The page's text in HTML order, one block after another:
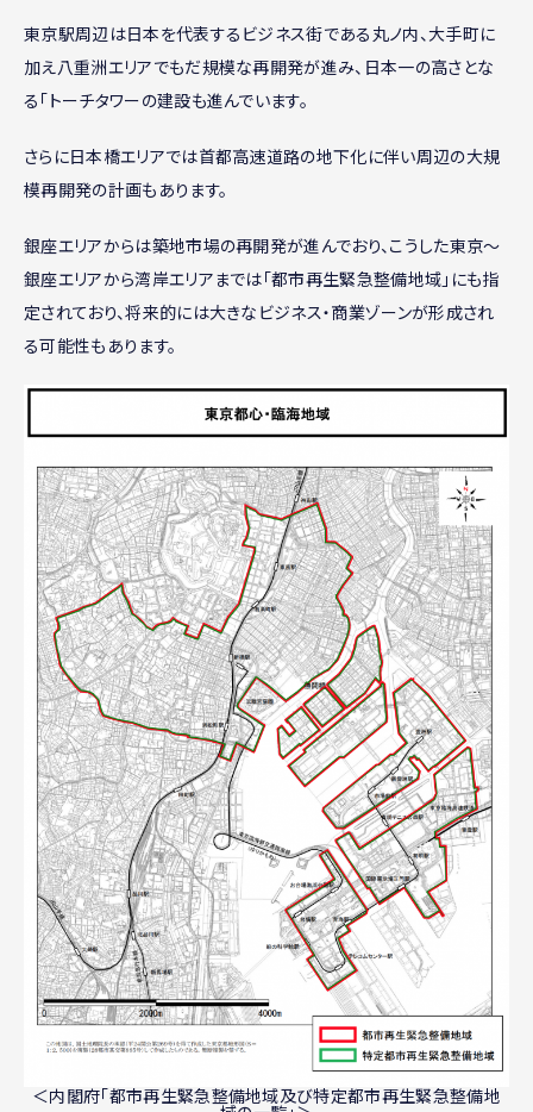
東京駅周辺は日本を代表するビジネス街である丸ノ内、大手町に
加え八重洲エリアでもだ規模な再開発が進み、日本一の高さとな
る「トーチタワーの建設も進んでいます。
さらに日本橋エリアでは首都高速道路の地下化に伴い周辺の大規
模再開発の計画もあります。
銀座エリアからは築地市場の再開発が進んでおり、こうした東京～
銀座エリアから湾岸エリアまでは「都市再生緊急整備地域」にも指
定されており、将来的には大きなビジネス・商業ゾーンが形成され
る可能性もあります。
＜内閣府「都市再生緊急整備地域及び特定都市再生緊急整備地